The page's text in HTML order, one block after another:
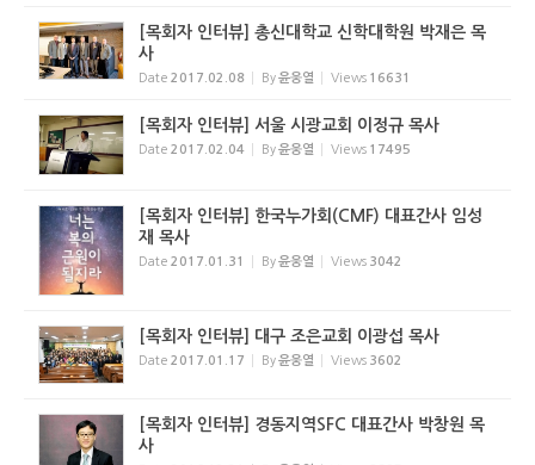
[목회자 인터뷰] 총신대학교 신학대학원 박재은 목
사
Date 2017.02.08 By윤웅열 Views 16631
[목회자 인터뷰] 서울 시광교회 이정규 목사
Date 2017.02.04 By윤웅열 Views 17495
[목회자 인터뷰] 한국누가회(CMF) 대표간사 임성
재 목사
Date 2017.01.31 By윤웅열 Views 3042
[목회자 인터뷰] 대구 조은교회 이광섭 목사
Date 2017.01.17 By윤웅열 Views 3602
[목회자 인터뷰] 경동지역SFC 대표간사 박창원 목
사